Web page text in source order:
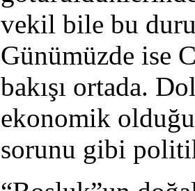
vekil bile bu
Günümüzde ise
bakışı ortada.
ekonomik
sorunu gibi